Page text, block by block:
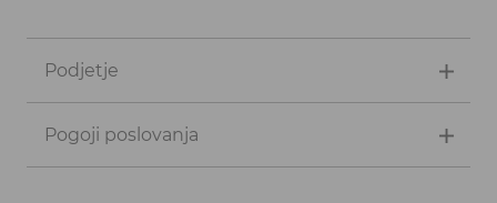
Podjetje
Pogoji poslovanja